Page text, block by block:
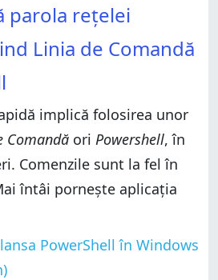
parola rețelei
Linia de Comandă
implică folosirea unor
Comandă ori Powershell, în
Comenzile sunt la fel în
întâi pornește aplicația
PowerShell în Windows